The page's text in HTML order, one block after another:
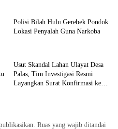
Polisi Bilah Hulu Gerebek Pondok
Lokasi Penyalah Guna Narkoba
Usut Skandal Lahan Ulayat Desa
Palas, Tim Investigasi Resmi
Layangkan Surat Konfirmasi ke
Ruas yang wajib ditandai